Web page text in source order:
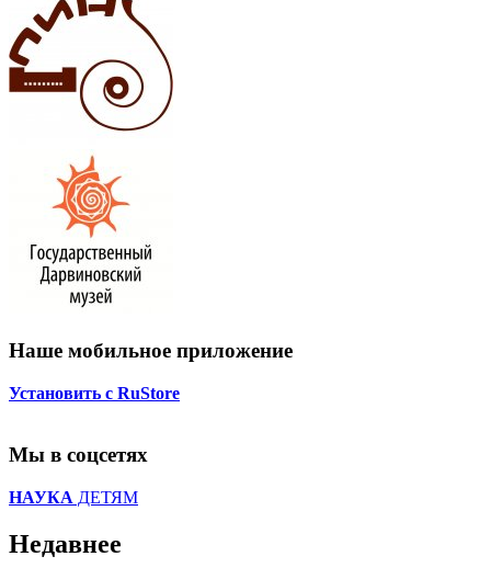
Наше мобильное приложение
Установить с RuStore
Мы в соцсетях
НАУКА ДЕТЯМ
Недавнее